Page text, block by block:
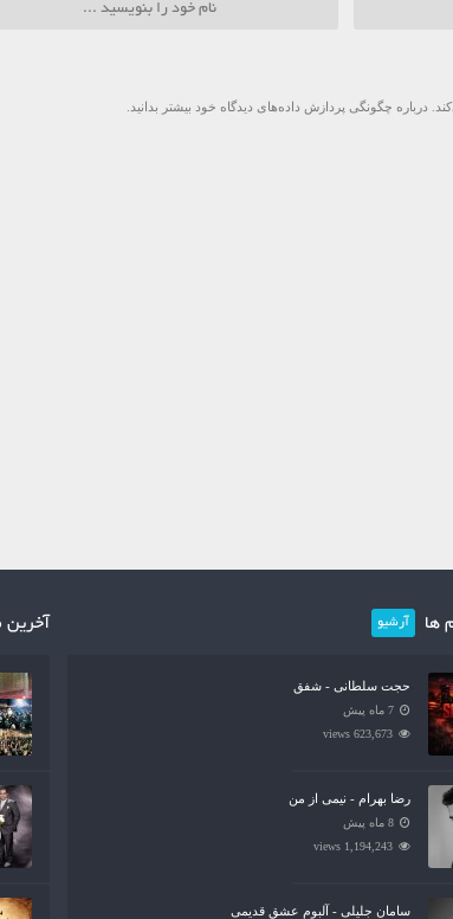
درباره چگونگی پردازش داده‌های دیدگاه خود بیشتر بدانید.
ها آرشیو
حجت سلطانی - شفق
7 ماه پیش
623,673 views
رضا بهرام - نیمی از من
8 ماه پیش
1,194,243 views
سامان جلیلی - آلبوم عشق قدیمی
آخرین